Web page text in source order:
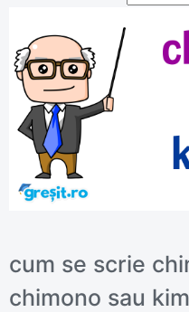
cum se scrie
chimono sau